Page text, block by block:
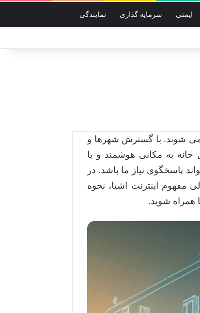
ایمنی سرمایه گذاری نمایندگی
می شوند. با گسترش شهرها و
خانه به مکانی هوشمند و با
پاسخگوی نیاز ما باشد. در
مفهوم اینترنت اشیا، نحوه
همراه شوید.